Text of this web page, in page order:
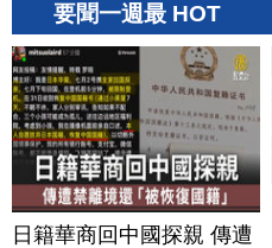
要聞一週最 HOT
日籍華商回中國探親 傳遭